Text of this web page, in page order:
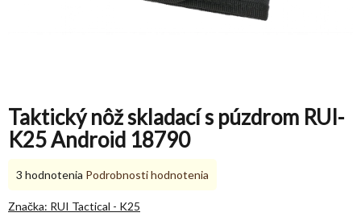
Taktický nôž skladací s púzdrom RUI-
K25 Android 18790
Priemerné
produktu
3 hodnotenia Podrobnosti hodnotenia
Značka: RUI Tactical - K25